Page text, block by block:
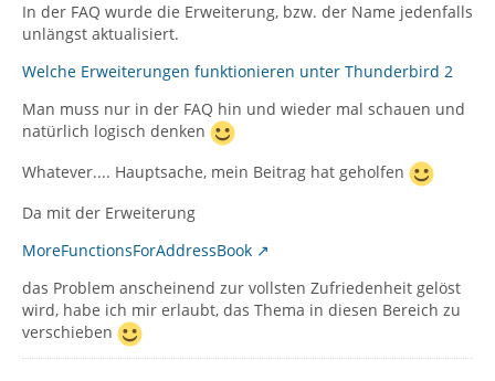
In der FAQ wurde die Erweiterung, bzw. der Name jedenfalls
unlängst aktualisiert.
Welche Erweiterungen funktionieren unter Thunderbird 2
Man muss nur in der FAQ hin und wieder mal schauen und
natürlich logisch denken
Whatever.... Hauptsache, mein Beitrag hat geholfen
Da mit der Erweiterung
MoreFunctionsForAddressBook
das Problem anscheinend zur vollsten Zufriedenheit gelöst
wird, habe ich mir erlaubt, das Thema in diesen Bereich zu
verschieben